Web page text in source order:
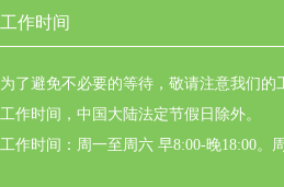
工作时间
为了避免不必要的等待，敬请注意我们的
工作时间，中国大陆法定节假日除外。
工作时间：周一至周六 早8:00-晚18:00。